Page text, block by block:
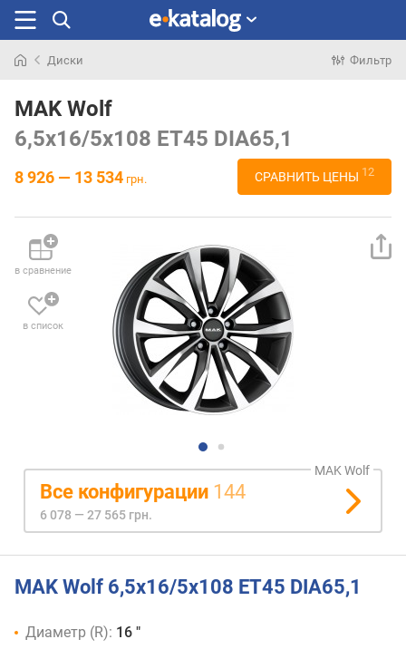
раньше
Диски Фильтр
MAK Wolf
6,5x16/5x108 ET45 DIA65,1
8 926 — 13 534 грн. СРАВНИТЬ ЦЕНЫ 12
в сравнение
в список
MAK Wolf
Все конфигурации 144
6 078 — 27 565 грн.
MAK Wolf 6,5x16/5x108 ET45 DIA65,1
Диаметр (R): 16 "